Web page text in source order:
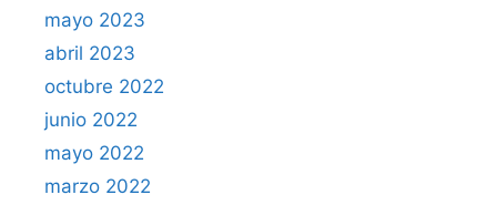
mayo 2023
abril 2023
octubre 2022
junio 2022
mayo 2022
marzo 2022